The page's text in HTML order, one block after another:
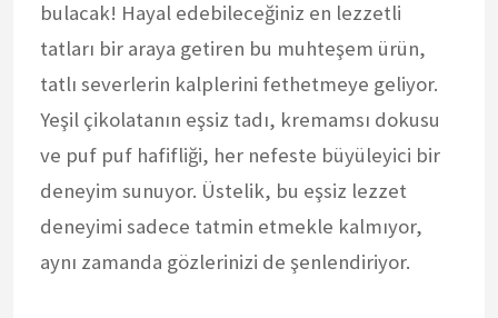
bulacak! Hayal edebileceğiniz en lezzetli
tatları bir araya getiren bu muhteşem ürün,
tatlı severlerin kalplerini fethetmeye geliyor.
Yeşil çikolatanın eşsiz tadı, kremamsı dokusu
ve puf puf hafifliği, her nefeste büyüleyici bir
deneyim sunuyor. Üstelik, bu eşsiz lezzet
deneyimi sadece tatmin etmekle kalmıyor,
aynı zamanda gözlerinizi de şenlendiriyor.